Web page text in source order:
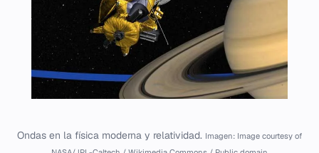
Ondas en la física moderna y relatividad. Imagen: Image courtesy of